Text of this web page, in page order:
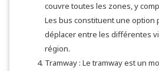
couvre toutes les zones, y
Les bus constituent une option
déplacer entre les différentes
région.
Tramway : Le tramway est un